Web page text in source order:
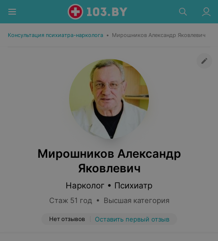
Консультация психиатра-нарколога • Мирошников Александр Яковлевич
Мирошников Александр
Яковлевич
Нарколог • Психиатр
Стаж 51 год • Высшая категория
Нет отзывов Оставить первый отзыв